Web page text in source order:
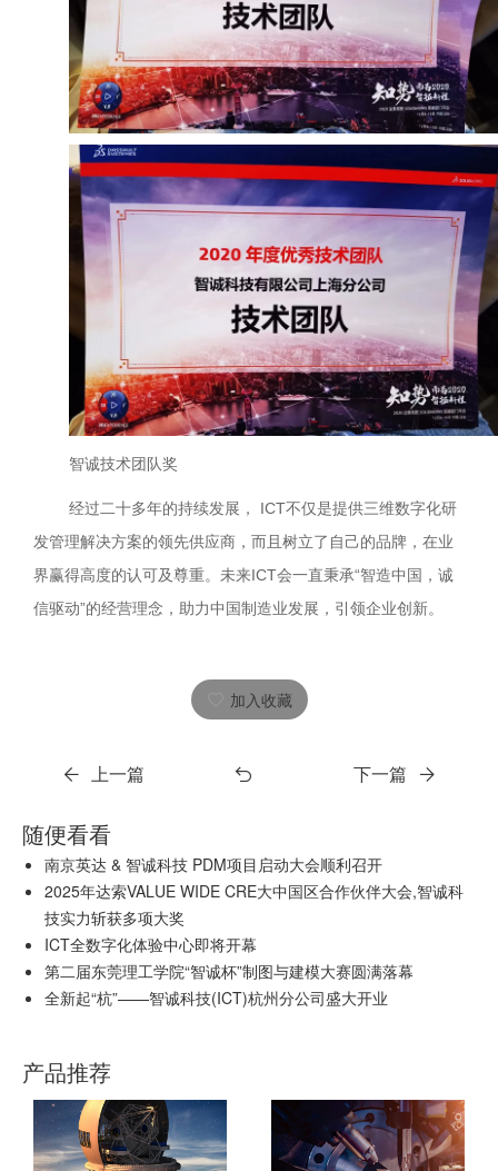
智诚技术团队奖
经过二十多年的持续发展， ICT不仅是提供三维数字化研
发管理解决方案的领先供应商，而且树立了自己的品牌，在业
界赢得高度的认可及尊重。未来ICT会一直秉承“智造中国，诚
信驱动”的经营理念，助力中国制造业发展，引领企业创新。
加入收藏
上一篇 下一篇
随便看看
南京英达 & 智诚科技 PDM项目启动大会顺利召开
2025年达索VALUE WIDE CRE大中国区合作伙伴大会,智诚科
技实力斩获多项大奖
ICT全数字化体验中心即将开幕
第二届东莞理工学院“智诚杯”制图与建模大赛圆满落幕
全新起“杭”——智诚科技(ICT)杭州分公司盛大开业
产品推荐